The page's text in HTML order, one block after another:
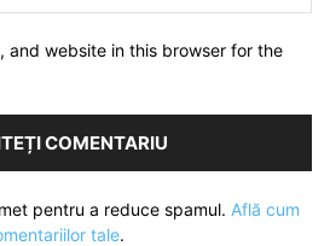
and website in this browser for the
pentru a reduce spamul. Află cum
tale.